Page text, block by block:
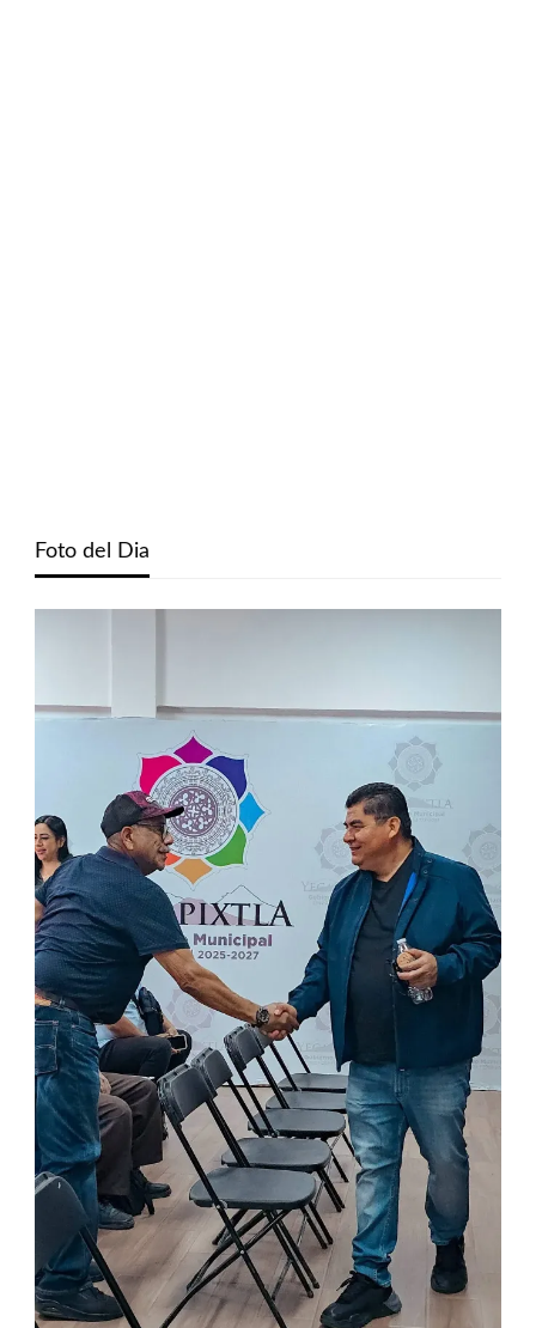
Foto del Dia